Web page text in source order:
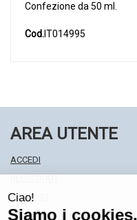
Confezione da 50 ml.
Cod.IT014995
AREA UTENTE
ACCEDI
WISHLIST
ISCRIZIONE ALLA NEWSLETTER